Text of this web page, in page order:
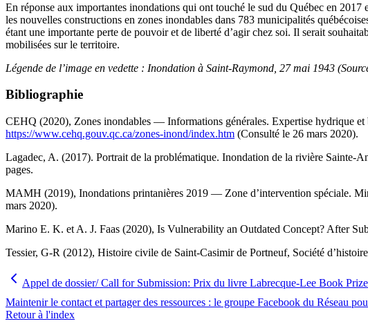
En réponse aux importantes inondations qui ont touché le sud du Québec en
les nouvelles constructions en zones inondables dans 783 municipalités
étant une importante perte de pouvoir et de liberté d’agir chez soi. Il serait
mobilisées sur le territoire.
Légende de l’image en vedette : Inondation à Saint-Raymond, 27 mai 1943
Bibliographie
CEHQ (2020), Zones inondables — Informations générales. Expertise hydrique
https://www.cehq.gouv.qc.ca/zones-inond/index.htm (Consulté le 26 mars 2020).
Lagadec, A. (2017). Portrait de la problématique. Inondation de la rivière Sainte-
pages.
MAMH (2019), Inondations printanières 2019 — Zone d’intervention spéciale.
mars 2020).
Marino E. K. et A. J. Faas (2020), Is Vulnerability an Outdated Concept? After
Tessier, G-R (2012), Histoire civile de Saint-Casimir de Portneuf, Société
Appel de dossier/ Call for Submission: Prix du livre Labrecque-Lee Book
Maintenir le contact et partager des ressources : le groupe Facebook du Réseau
Retour à l'index